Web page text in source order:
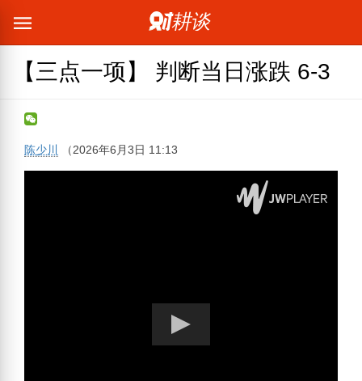
【三点一项】 判断当日涨跌 6-3
陈少川 （2026年6月3日 11:13